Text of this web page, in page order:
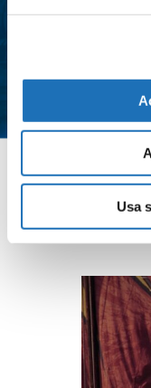
Usa
Acconsento
personali e
all'interno
*
Contattaci